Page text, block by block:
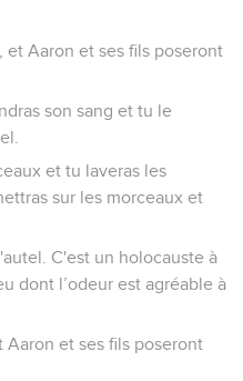
et Aaron et ses fils poseront
son sang et tu le
et tu laveras les
sur les morceaux et
C'est un holocauste à
dont l’odeur est agréable à
Aaron et ses fils poseront